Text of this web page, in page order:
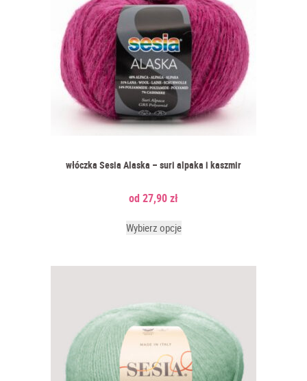
Jeśli myślisz o skarpetkach, pomyśl też o luksusie! Włóczki
skarpetkoweHot Socks Pearlwzbogacone o kaszmir to wyjątkowa
propozycja na rynku włóczek w Polsce - harmonia wyjątkowej
miękkości i funkcjonalności. Delikatność kaszmirowych włókien
sprawia, że skarpety stają się nie tylko codziennym elementem
garderoby, ale także wyjątkowym doświadczeniem dla Twoich stóp.
Dzięki termoregulacyjnym właściwościom kaszmiru, skarpety
utrzymują odpowiednią temperaturę, zapewniając komfort przez cały
Trwałość i elegancja włóczki skarpetkowej z kaszmirem sprawiają,
Dzianiny zachowują swój elegancki wygląd nawet po wielu praniach.
do każdej stylizacji, podkreślając indywidualny gust noszącego.
uznanie zarówno entuzjastów rękodzieła, jak i poszukujących
wyjątkowych dodatków do swojej garderoby.
Jak prać dzianiny z kaszmiru?
włóczka Sesia Alaska – suri alpaka i kaszmir
27,90zł
Wybierz opcje